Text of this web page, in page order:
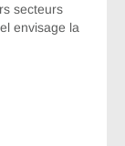
secteurs
envisage la